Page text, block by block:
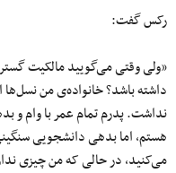
رکس گفت:
«ولی وقتی می‌گویید مالکیت
داشته باشد؟ خانواده‌ی من نسل‌ها
نداشت. پدرم تمام عمر با وام و
هستم، اما بدهی دانشجویی
می‌کنید، در حالی که من چیزی